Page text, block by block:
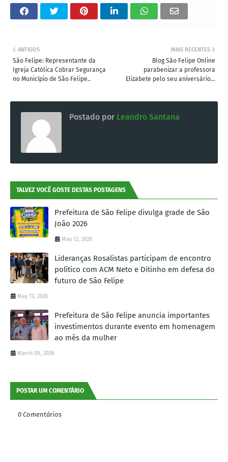
MAIS RECENTES
Blog São Felipe Online
parabenizar a professora
Elizabete pelo seu aniversário...
ANTIGOS
São Felipe: Representante da
Igreja Católica Cobrar Segurança
no Município de São Felipe..
Postado por Leandro Santana
TALVEZ VOCÊ GOSTE DESTAS POSTAGENS
Prefeitura de São Felipe divulga grade de São
João 2026
May 12, 2026
Lideranças Rosalistas participam de encontro
político com ACM Neto e Ditinho em defesa do
futuro de São Felipe
May 12, 2026
Prefeitura de São Felipe anuncia importantes
investimentos durante evento em homenagem
ao mês da mulher
March 09, 2026
POSTAR UM COMENTÁRIO
0 Comentários